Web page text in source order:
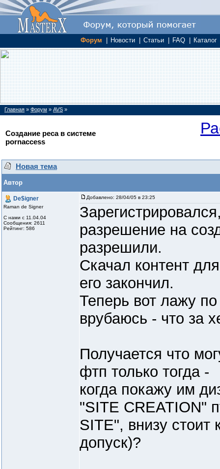
Форум Новости Статьи FAQ Каталог
Главная » Форум » AVS »
Создание реса в системе
pornaccess
Новая тема
Автор
De$igner
Raman de Signer
С нами с 11.04.04
Сообщения: 2611
Рейтинг: 586
Добавлено: 28/04/05 в 23:25
разрешение на
разрешили.
Скачал контент
его закончил.
Теперь вот лажу
врубаюсь - что за
Получается что
фтп только тогда -
когда покажу им
"SITE CREATION"
SITE", внизу стоит
допуск)?